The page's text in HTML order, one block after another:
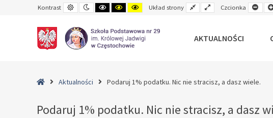
Kontrast
Default
contrast
Night
contrast
Black
and
Black
and
Yellow
and
Układ strony
Fixed
layout
Wide
layout
Czcionka
AKTUALNOŚCI
HomeAktualności Podaruj 1% podatku. Nic nie stracisz, a dasz wiele.
Podaruj 1% podatku. Nic nie stracisz, a dasz